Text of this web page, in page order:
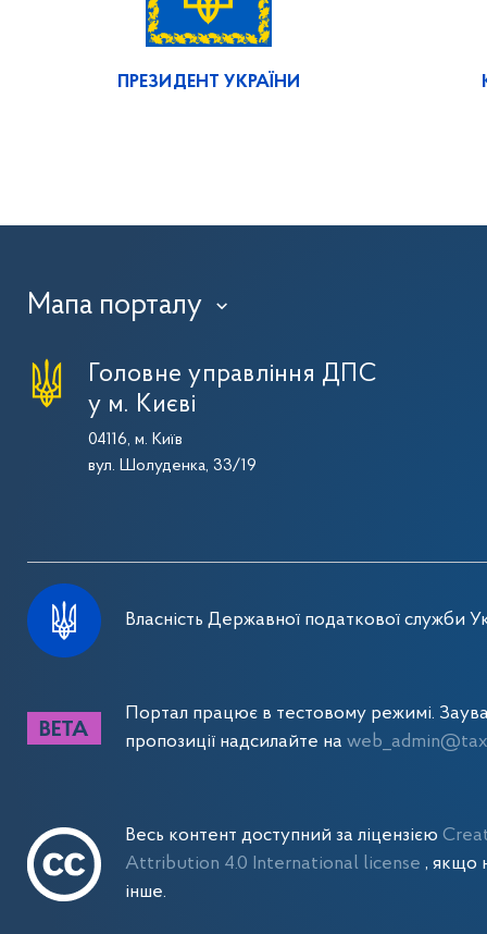
ПРЕЗИДЕНТ УКРАЇНИ
Мапа порталу ›
Головне управління ДПС
у м. Києві
04116, м. Київ
вул. Шолуденка, 33/19
Власність Державної податкової служби
Портал працює в тестовому режимі.
пропозиції надсилайте на
Весь контент доступний за ліцензією
Attribution 4.0 International license , якщо
інше.